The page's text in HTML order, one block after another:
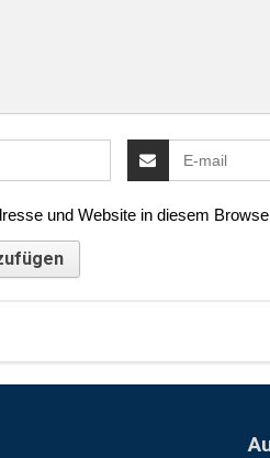
und Website in diesem